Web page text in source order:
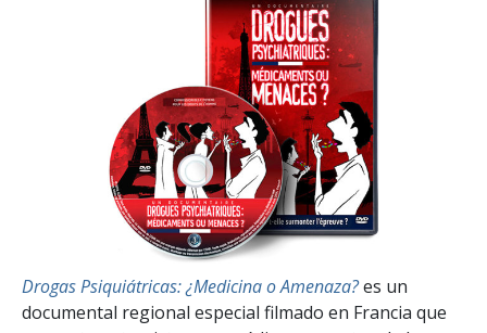
Drogas Psiquiátricas: ¿Medicina o Amenaza?es un
documental regional especial filmado en Francia que